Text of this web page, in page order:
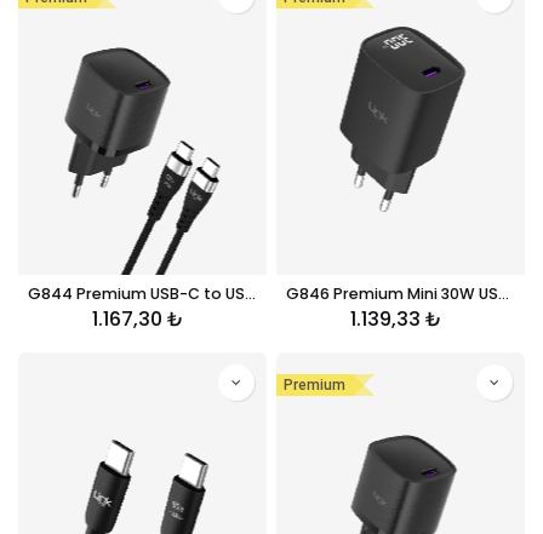
G844 Premium USB-C to USB-C Kablolu 25W Süper SI Mini Şarj Adaptörü
1.167,30 ₺
G846 Premium Mini 30W USB-C Süper SI GaN Şarj Adaptörü
1.139,33 ₺
Premium